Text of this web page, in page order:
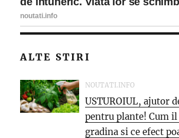
ALTE STIRI
NOUTATI.INFO
USTUROIUL, ajutor
pentru plante! Cum
gradina si ce efect